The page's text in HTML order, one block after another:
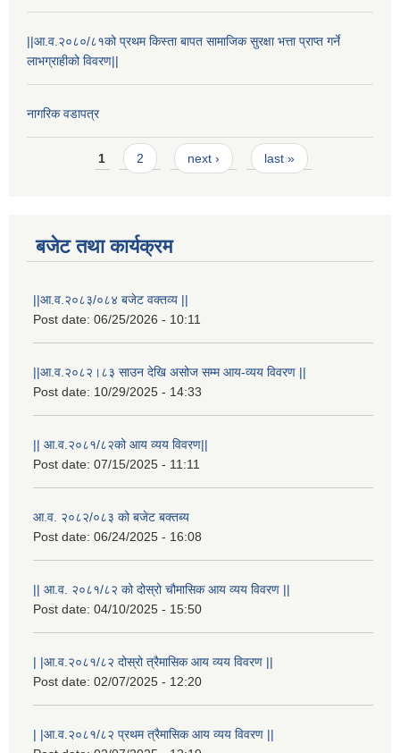
||आ.व.२०८०/८१को प्रथम किस्ता बापत सामाजिक सुरक्षा भत्ता प्राप्त गर्ने
लाभग्राहीको विवरण||
नागरिक वडापत्र
Pages1 2 next › last »
बजेट तथा कार्यक्रम
||आ.व.२०८३/०८४ बजेट वक्तव्य ||
Post date: 06/25/2026 - 10:11
||आ.व.२०८२।८३ साउन देखि असोज सम्म आय-व्यय विवरण ||
Post date: 10/29/2025 - 14:33
|| आ.व.२०८१/८२को आय व्यय विवरण||
Post date: 07/15/2025 - 11:11
आ.व. २०८२/०८३ को बजेट बक्तब्य
Post date: 06/24/2025 - 16:08
|| आ.व. २०८१/८२ को दोस्रो चौमासिक आय व्यय विवरण ||
Post date: 04/10/2025 - 15:50
| |आ.व.२०८१/८२ दोस्रो त्रैमासिक आय व्यय विवरण ||
Post date: 02/07/2025 - 12:20
| |आ.व.२०८१/८२ प्रथम त्रैमासिक आय व्यय विवरण ||